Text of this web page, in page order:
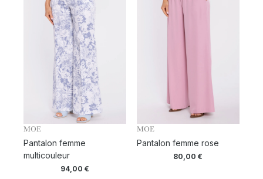
MOE
Pantalon femme
multicouleur
94,00€
MOE
Pantalon femme rose
80,00€